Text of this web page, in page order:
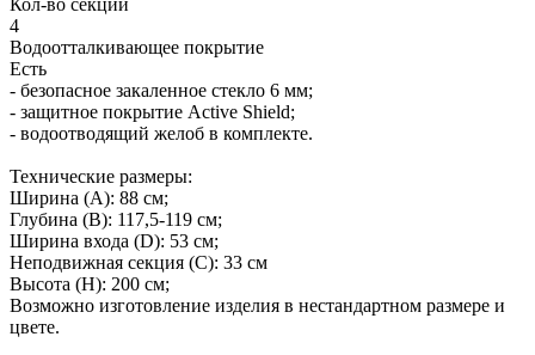
4
Водоотталкивающее покрытие
Есть
- безопасное закаленное стекло 6 мм;
- защитное покрытие Active Shield;
- водоотводящий желоб в комплекте.
Технические размеры:
Ширина (A): 88 см;
Глубина (B): 117,5-119 см;
Ширина входа (D): 53 см;
Неподвижная секция (С): 33 см
Высота (H): 200 см;
Возможно изготовление изделия в нестандартном размере и
цвете.